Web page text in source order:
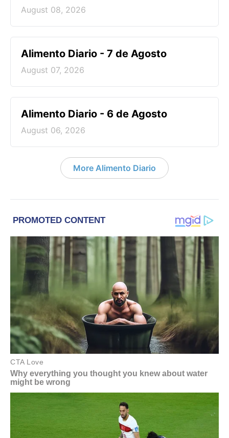
August 08, 2026
Alimento Diario - 7 de Agosto
August 07, 2026
Alimento Diario - 6 de Agosto
August 06, 2026
More Alimento Diario